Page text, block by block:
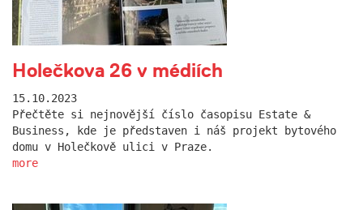
Holečkova 26 v médiích
15.10.2023
Přečtěte si nejnovější číslo časopisu Estate &
Business, kde je představen i náš projekt bytového
domu v Holečkově ulici v Praze.
more